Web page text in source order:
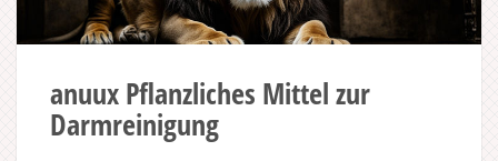
anuux Pflanzliches Mittel zur
Darmreinigung